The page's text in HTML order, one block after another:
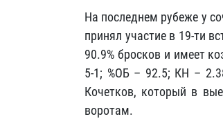
На последнем рубеже у
принял участие в 19-ти
90.9% бросков и имеет
5-1; %ОБ – 92.5; КН –
Кочетков, который в
воротам.